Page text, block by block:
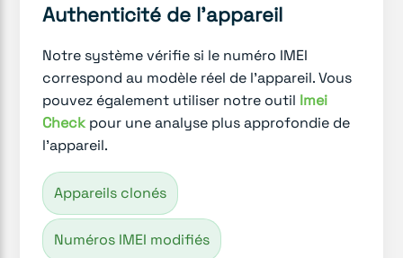
Authenticité de l'appareil
Notre système vérifie si le numéro IMEI
correspond au modèle réel de l'appareil. Vous
pouvez également utiliser notre outil Imei
Check pour une analyse plus approfondie de
l'appareil.
Appareils clonés
Numéros IMEI modifiés